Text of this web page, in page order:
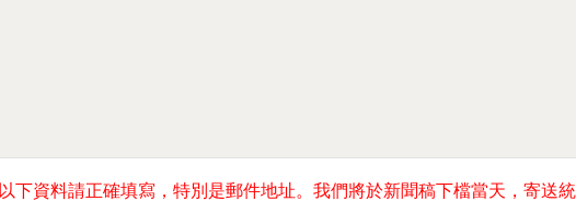
以下資料請正確填寫，特別是郵件地址。我們將於新聞稿下檔當天，寄送